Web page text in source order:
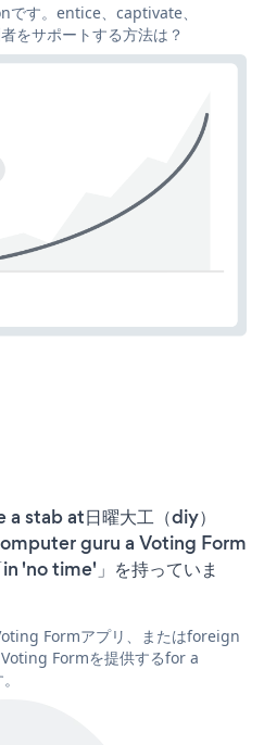
す。entice、captivate、
をサポートする方法は？
a stab at日曜大工（diy）
guru a Voting Form
'no time'」を持っていま
Formアプリ、またはforeign
Formを提供するfor a